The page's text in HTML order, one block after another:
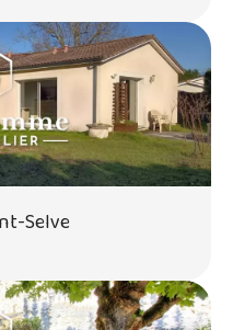
Selve